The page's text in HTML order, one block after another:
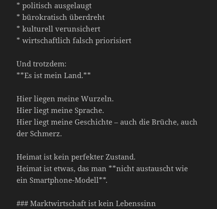
* politisch ausgelaugt
* bürokratisch überdreht
* kulturell verunsichert
* wirtschaftlich falsch priorisiert
Und trotzdem:
**Es ist mein Land.**
Hier liegen meine Wurzeln.
Hier liegt meine Sprache.
Hier liegt meine Geschichte – auch die Brüche, auch
der Schmerz.
Heimat ist kein perfekter Zustand.
Heimat ist etwas, das man **nicht austauscht wie
ein Smartphone-Modell**.
### Marktwirtschaft ist kein Lebenssinn